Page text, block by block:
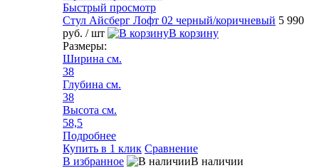
Быстрый просмотр
Стул Айсберг Лофт 02 черный/коричневый 5 990
руб. / шт
В корзину
Размеры:
Ширина см.
38
Глубина см.
38
Высота см.
58,5
Подробнее
Купить в 1 клик Сравнение
В избранное
В наличии